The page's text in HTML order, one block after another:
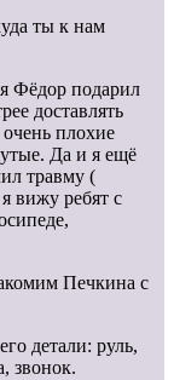
ты к нам
Фёдор подарил
доставлять
плохие
Да и я ещё
травму (
вижу ребят с
Печкина с
детали: руль,
звонок.